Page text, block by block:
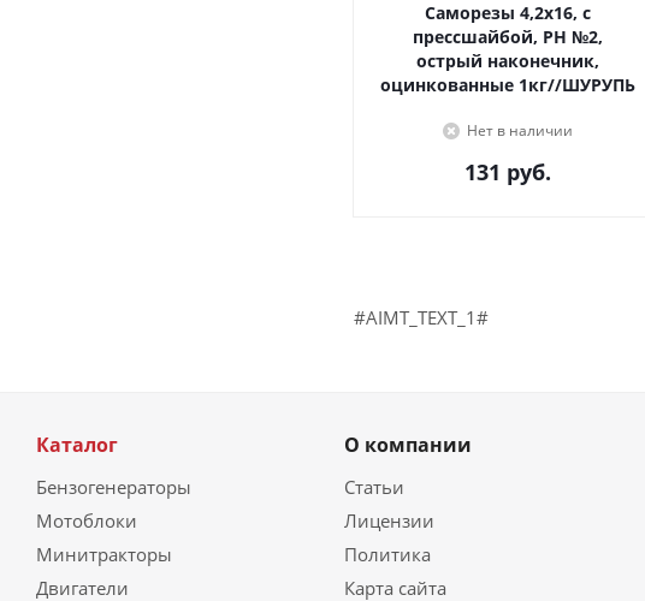
Саморезы 4,2х16, с
прессшайбой, PH №2,
острый наконечник,
оцинкованные 1кг//ШУРУПЬ
Нет в наличии
131 руб.
#AIMT_TEXT_1#
Каталог
Бензогенераторы
Мотоблоки
Минитракторы
Двигатели
О компании
Статьи
Лицензии
Политика
Карта сайта